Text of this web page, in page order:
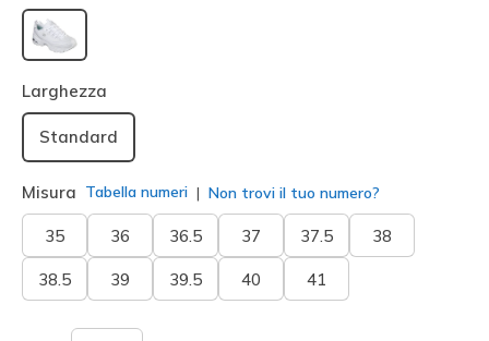
selezionato
Larghezza
Standard
Misura Tabella numeri Non trovi il tuo numero?
35 36 36.5 37 37.5 38
38.5 39 39.5 40 41